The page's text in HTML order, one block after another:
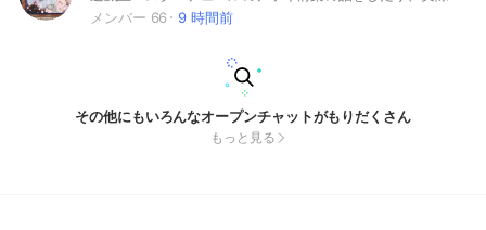
メンバー 66
9 時間前
その他にもいろんなオープンチャットがもりだくさん
もっと見る